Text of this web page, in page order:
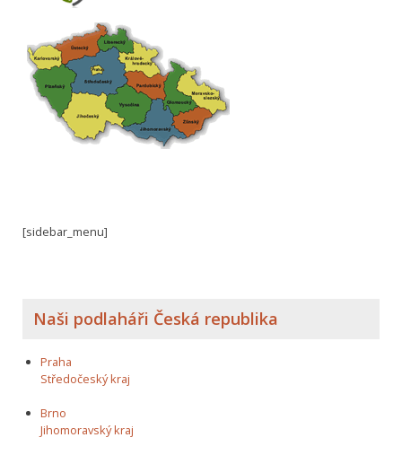
[sidebar_menu]
Naši podlaháři Česká republika
Praha
Středočeský kraj
Brno
Jihomoravský kraj